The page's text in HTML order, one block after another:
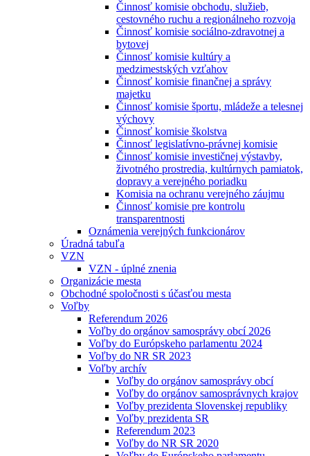
Činnosť komisie obchodu, služieb,
cestovného ruchu a regionálneho rozvoja
Činnosť komisie sociálno-zdravotnej a
bytovej
Činnosť komisie kultúry a
medzimestských vzťahov
Činnosť komisie finančnej a správy
majetku
Činnosť komisie športu, mládeže a telesnej
výchovy
Činnosť komisie školstva
Činnosť legislatívno-právnej komisie
Činnosť komisie investičnej výstavby,
životného prostredia, kultúrnych pamiatok,
dopravy a verejného poriadku
Komisia na ochranu verejného záujmu
Činnosť komisie pre kontrolu
transparentnosti
Oznámenia verejných funkcionárov
Úradná tabuľa
VZN
VZN - úplné znenia
Organizácie mesta
Obchodné spoločnosti s účasťou mesta
Voľby
Referendum 2026
Voľby do orgánov samosprávy obcí 2026
Voľby do Európskeho parlamentu 2024
Voľby do NR SR 2023
Voľby archív
Voľby do orgánov samosprávy obcí
Voľby do orgánov samosprávnych krajov
Voľby prezidenta Slovenskej republiky
Voľby prezidenta SR
Referendum 2023
Voľby do NR SR 2020